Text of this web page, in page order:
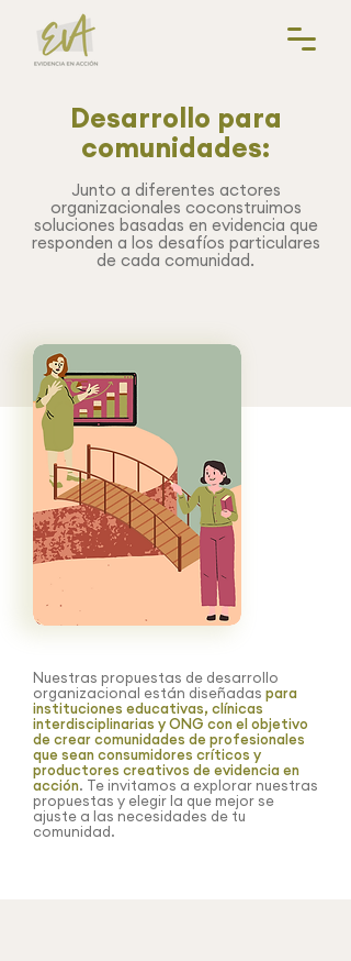
Desarrollo para
comunidades:
Junto a diferentes actores
organizacionales coconstruimos
soluciones basadas en evidencia que
responden a los desafíos particulares
de cada comunidad.
Nuestras propuestas de desarrollo
organizacional están diseñadas para
instituciones educativas, clínicas
interdisciplinarias y ONG con el objetivo
de crear comunidades de profesionales
que sean consumidores críticos y
productores creativos de evidencia en
acción. Te invitamos a explorar nuestras
propuestas y elegir la que mejor se
ajuste a las necesidades de tu
comunidad.